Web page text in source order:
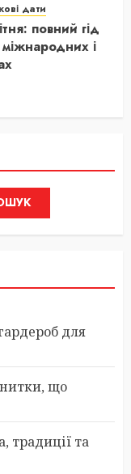
дати
повний гід
міжнародних і
для
нитки, що
традиції та